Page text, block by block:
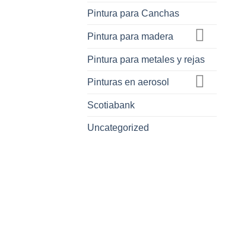
Pintura para Canchas
Pintura para madera
Pintura para metales y rejas
Pinturas en aerosol
Scotiabank
Uncategorized